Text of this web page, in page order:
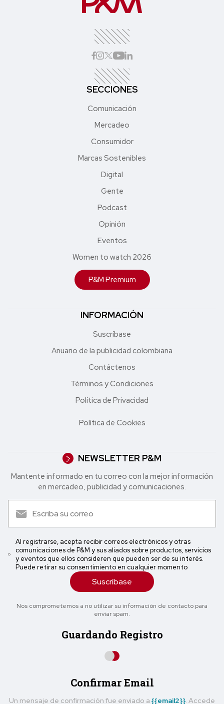
SECCIONES
Comunicación
Mercadeo
Consumidor
Marcas Sostenibles
Digital
Gente
Podcast
Opinión
Eventos
Women to watch 2026
P&M Premium
INFORMACIÓN
Suscríbase
Anuario de la publicidad colombiana
Contáctenos
Términos y Condiciones
Política de Privacidad
Política de Cookies
NEWSLETTER P&M
Mantente informado en tu correo con la mejor in formación
en mercadeo, publicidad y comunicaciones.
Al registrarse, acepta recibir correos electrónicos y otras
comunicaciones de P&M y sus aliados sobre productos, servicios
y eventos que ellos consideren que pueden ser de su interés.
Puede retirar su consentimiento en cualquier momento
Suscríbase
Nos comprometemos a no utilizar su información de contacto para
enviar spam.
Guardando Registro
Confirmar Email
Un mensaje de confirmación fue enviado a {{email2}} . Accede